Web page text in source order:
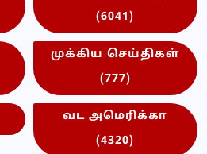
(6041)
முக்கிய செய்திகள்
(777)
வட அமெரிக்கா
(4320)